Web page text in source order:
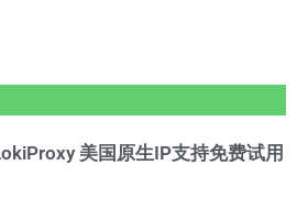
美国原生IP支持免费试用